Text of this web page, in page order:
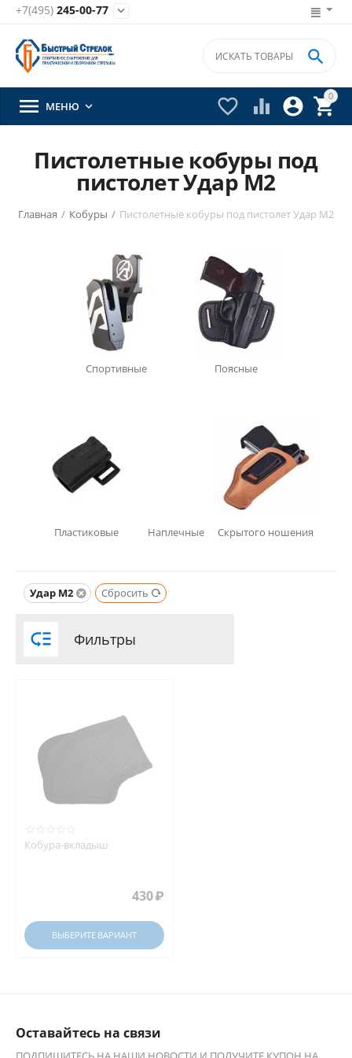
+7(495) 245-00-77 
0


 

 МЕНЮ 
Пистолетные кобуры под
пистолет Удар М2
Главная / Кобуры / Пистолетные кобуры под пистолет Удар М2
Спортивные Поясные
Пластиковые Наплечные Скрытого ношения
Удар М2 Сбросить
 Фильтры
Кобура-вкладыш
430₽
ВЫБЕРИТЕ ВАРИАНТ
Оставайтесь на связи